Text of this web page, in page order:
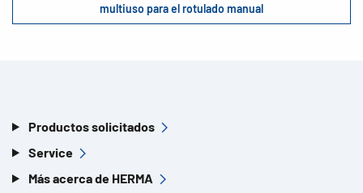
multiuso para el rotulado manual
Productos solicitados
Service
Más acerca de HERMA